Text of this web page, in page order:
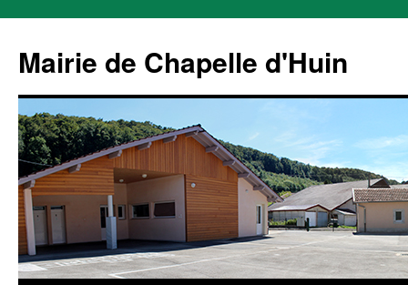
Mairie de Chapelle d'Huin